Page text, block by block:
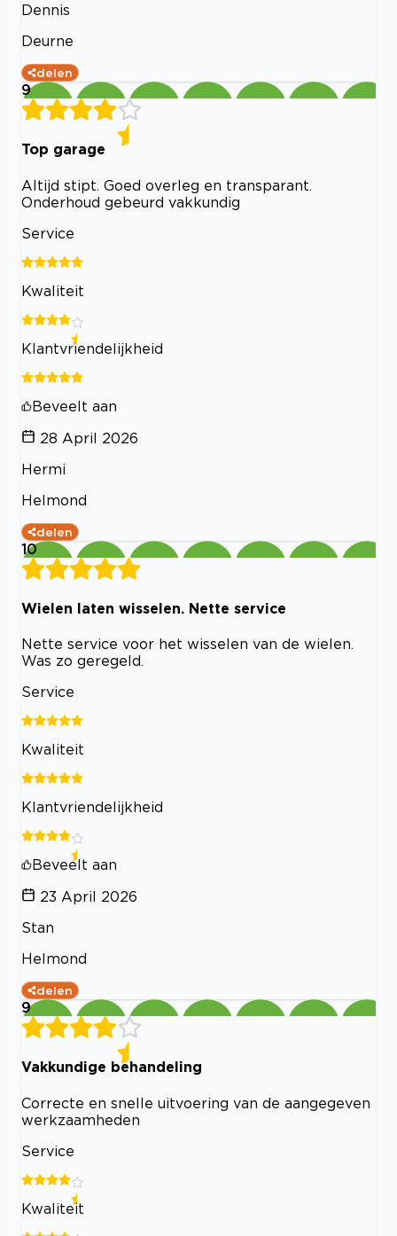
Dennis
Deurne
delen
9
Top garage
Altijd stipt. Goed overleg en transparant.
Onderhoud gebeurd vakkundig
Service
Kwaliteit
Klantvriendelijkheid
Beveelt aan
28 April 2026
Hermi
Helmond
delen
10
Wielen laten wisselen. Nette service
Nette service voor het wisselen van de wielen.
Was zo geregeld.
Service
Kwaliteit
Klantvriendelijkheid
Beveelt aan
23 April 2026
Stan
Helmond
delen
9
Vakkundige behandeling
Correcte en snelle uitvoering van de aangegeven
werkzaamheden
Service
Kwaliteit